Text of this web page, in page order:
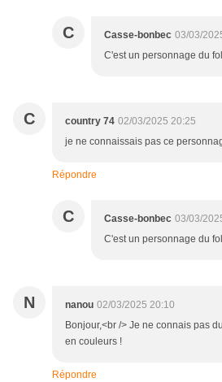
C Casse-bonbec 03/03/
C'est un personnage du
C country 74 02/03/2025 20:25
je ne connaissais pas ce
Répondre
C Casse-bonbec 03/03/
C'est un personnage du
N nanou 02/03/2025 20:10
Bonjour,<br /> Je ne connais pas
en couleurs !
Répondre